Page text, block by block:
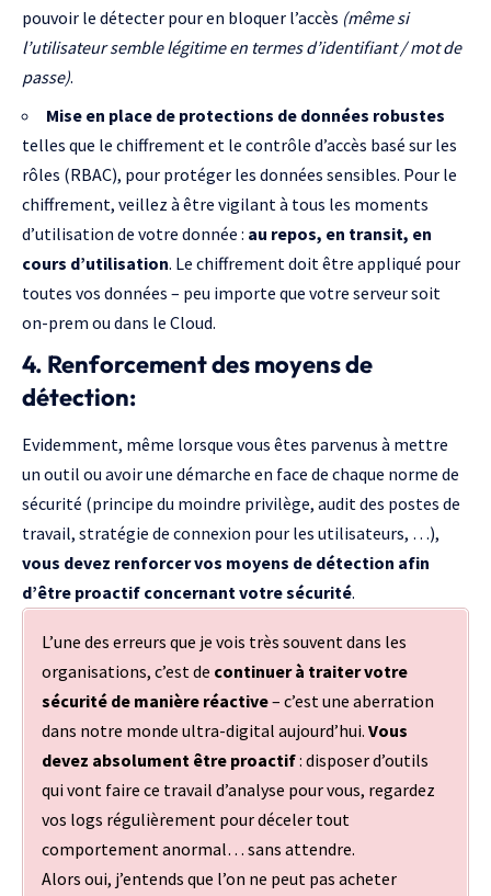
pouvoir le détecter pour en bloquer l’accès (même si
l’utilisateur semble légitime en termes d’identifiant / mot de
passe).
Mise en place de protections de données robustes
telles que le chiffrement et le contrôle d’accès basé sur les
rôles (RBAC), pour protéger les données sensibles. Pour le
chiffrement, veillez à être vigilant à tous les moments
d’utilisation de votre donnée : au repos, en transit, en
cours d’utilisation. Le chiffrement doit être appliqué pour
toutes vos données – peu importe que votre serveur soit
on-prem ou dans le Cloud.
4. Renforcement des moyens de
détection:
Evidemment, même lorsque vous êtes parvenus à mettre
un outil ou avoir une démarche en face de chaque norme de
sécurité (principe du moindre privilège, audit des postes de
travail, stratégie de connexion pour les utilisateurs, …),
vous devez renforcer vos moyens de détection afin
d’être proactif concernant votre sécurité.
L’une des erreurs que je vois très souvent dans les
organisations, c’est de continuer à traiter votre
sécurité de manière réactive– c’est une aberration
dans notre monde ultra-digital aujourd’hui. Vous
devez absolument être proactif: disposer d’outils
qui vont faire ce travail d’analyse pour vous, regardez
vos logs régulièrement pour déceler tout
comportement anormal… sans attendre.
Alors oui, j’entends que l’on ne peut pas acheter